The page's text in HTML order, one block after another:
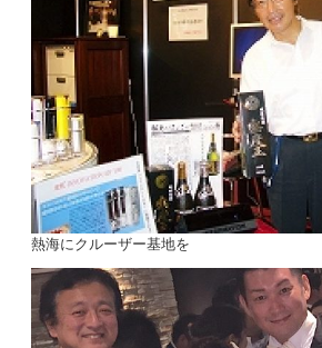
熱海にクルーザー基地を